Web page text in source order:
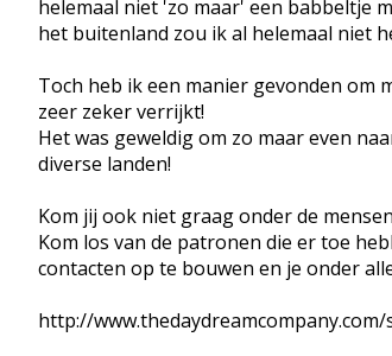
helemaal niet 'zo maar' een babbeltje
het buitenland zou ik al helemaal niet
Toch heb ik een manier gevonden om
zeer zeker verrijkt!
Het was geweldig om zo maar even
diverse landen!
Kom jij ook niet graag onder de
Kom los van de patronen die er toe
contacten op te bouwen en je onder
http://